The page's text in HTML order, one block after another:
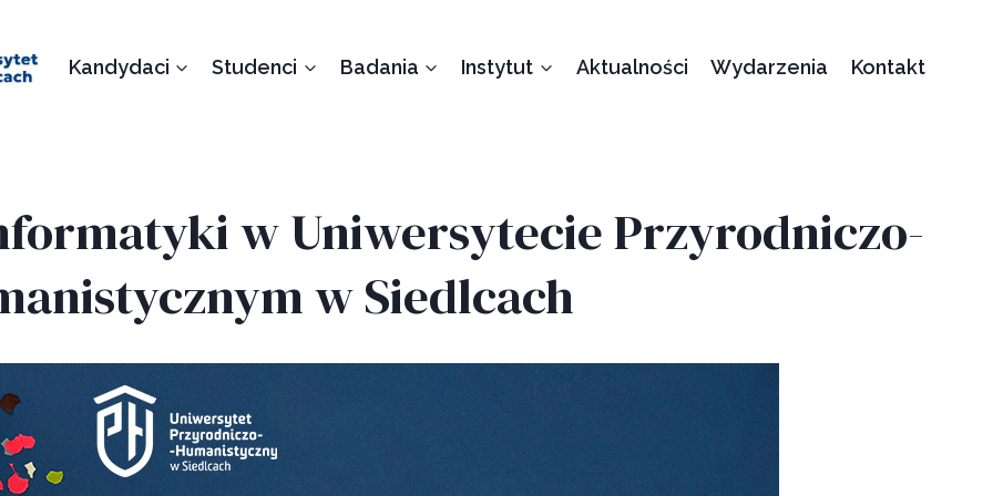
Kandydaci Studenci Badania Instytut Aktualności Wydarzenia Kontakt
w Uniwersytecie Przyrodniczo-
w Siedlcach